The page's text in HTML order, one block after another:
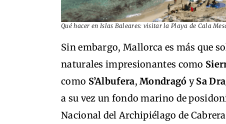
Qué hacer en Islas Baleares: visitar la Playa de Cala
Sin embargo, Mallorca es más que
naturales impresionantes como
como S’Albufera,Mondragó ySa
a su vez un fondo marino de
Nacional del Archipiélago de